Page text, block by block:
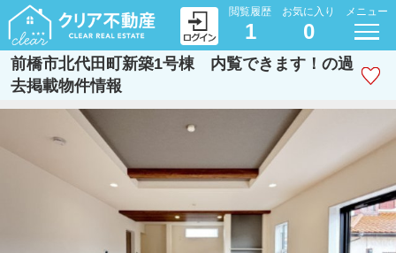
閲覧履歴
1
お気に入り
0
メニュー
前橋市北代田町新築1号棟 内覧できます！の過
去掲載物件情報